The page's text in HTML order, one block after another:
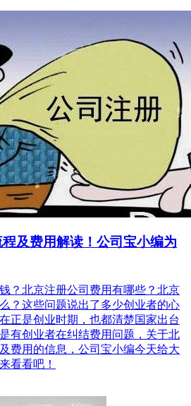
及费用解读！公司宝小编为
？北京注册公司费用有哪些？北京
？这些问题说出了多少创业者的心
正是创业时期，也都清楚国家出台
有创业者在纠结费用问题，关于北
费用的信息，公司宝小编今天给大
看看吧！